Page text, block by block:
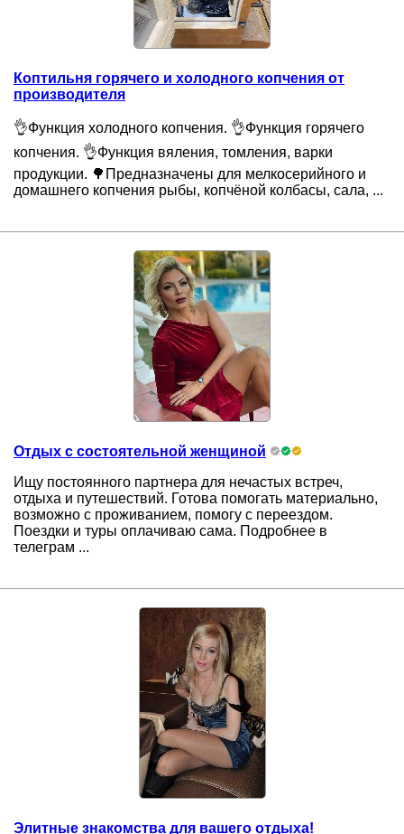
Коптильня горячего и холодного копчения от
производителя
👌Функция холодного копчения. 👌Функция горячего
копчения. 👌Функция вяления, томления, варки
продукции. 🌳Предназначены для мелкосерийного и
домашнего копчения рыбы, копчёной колбасы, сала, ...
Отдых с состоятельной женщиной
Ищу постоянного партнера для нечастых встреч,
отдыха и путешествий. Готова помогать материально,
возможно с проживанием, помогу с переездом.
Поездки и туры оплачиваю сама. Подробнее в
телеграм ...
Элитные знакомства для вашего отдыха!